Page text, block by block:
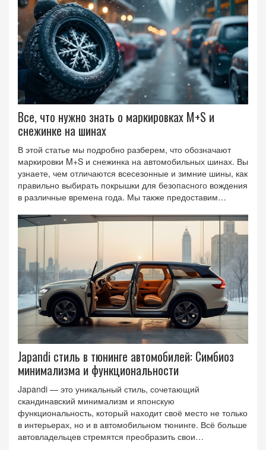
взглянуть на машины по-новому, подчеркивая
индивидуальность и внимание к деталям.
Все, что нужно знать о маркировках M+S и
снежинке на шинах
В этой статье мы подробно разберем, что обозначают
маркировки M+S и снежинка на автомобильных шинах. Вы
узнаете, чем отличаются всесезонные и зимние шины, как
правильно выбирать покрышки для безопасного вождения
в различные времена года. Мы также предоставим
объясним, почему так важно соблюдать рекомендации
производителей. От правильного выбора шин зависит
ваша безопасность на дороге независимо от погоды.
Japandi стиль в тюнинге автомобилей: Симбиоз
минимализма и функциональности
Japandi — это уникальный стиль, сочетающий
скандинавский минимализм и японскую
функциональность, который находит своё место не только
в интерьерах, но и в автомобильном тюнинге. Всё больше
автовладельцев стремятся преобразить свои